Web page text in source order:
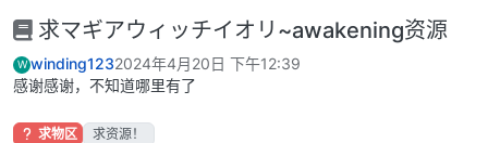
求マギアウィッチイオリ~awakening资源
W winding1232024年4月20日 下午12:39
感谢感谢，不知道哪里有了
求物区 求资源！